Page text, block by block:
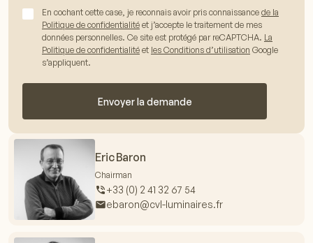
En cochant cette case, je reconnais avoir pris connaissance de la
Politique de confidentialité et j’accepte le traitement de mes
données personnelles. Ce site est protégé par reCAPTCHA. La
Politique de confidentialité et les Conditions d’utilisation Google
s’appliquent.
Envoyer la demande
Eric Baron
Chairman
+33 (0) 2 41 32 67 54
ebaron@cvl-luminaires.fr